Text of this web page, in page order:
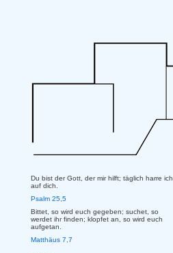
Du bist der Gott, der mir hilft; täglich harre ich
auf dich.
Psalm 25,5
Bittet, so wird euch gegeben; suchet, so
werdet ihr finden; klopfet an, so wird euch
aufgetan.
Matthäus 7,7